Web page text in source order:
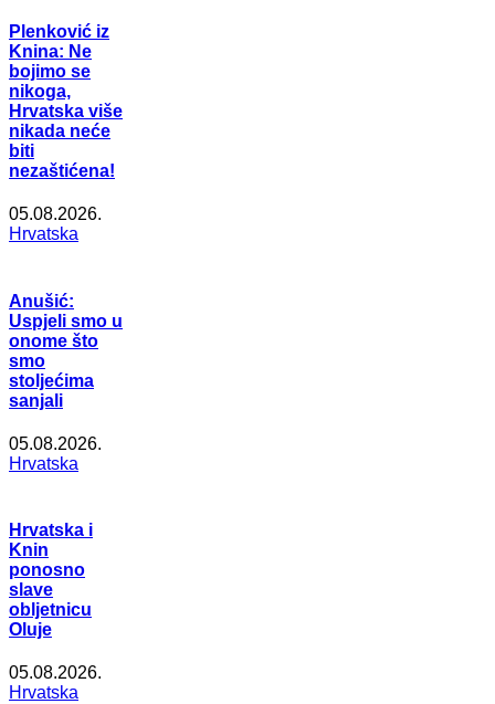
Plenković iz
Knina: Ne
bojimo se
nikoga,
Hrvatska više
nikada neće
biti
nezaštićena!
05.08.2026.
Hrvatska
Anušić:
Uspjeli smo u
onome što
smo
stoljećima
sanjali
05.08.2026.
Hrvatska
Hrvatska i
Knin
ponosno
slave
obljetnicu
Oluje
05.08.2026.
Hrvatska